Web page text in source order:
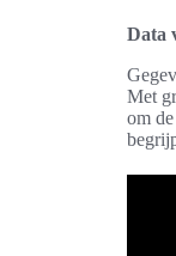
Data
Met
om